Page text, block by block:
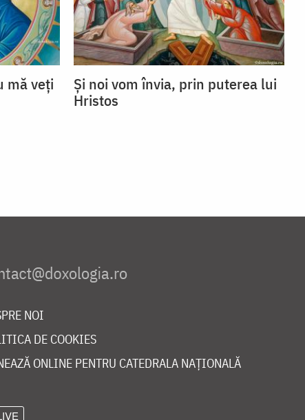
mă veţi
Și noi vom învia, prin puterea lui
Hristos
NOI
DE COOKIES
ONLINE PENTRU CATEDRALA NAȚIONALĂ